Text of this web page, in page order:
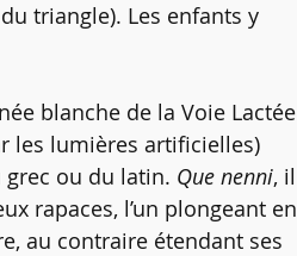
triangle). Les enfants y
blanche de la Voie Lactée
les lumières artificielles)
ou du latin. Que nenni, il
rapaces, l’un plongeant en
au contraire étendant ses